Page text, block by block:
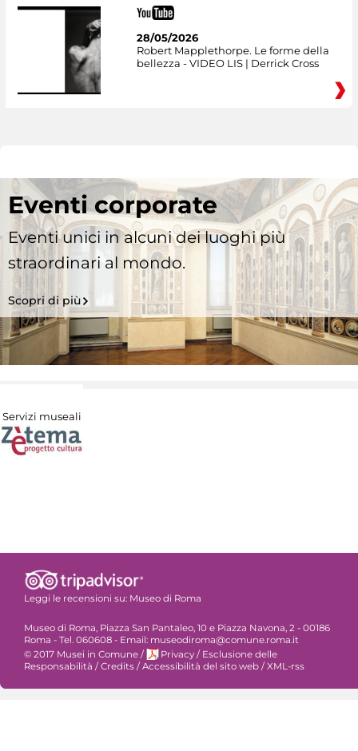
28/05/2026
Robert Mapplethorpe. Le forme della
bellezza - VIDEO LIS | Derrick Cross
Eventi corporate
Eventi unici in alcuni dei luoghi più
straordinari al mondo.
Scopri di più
Servizi museali
Leggi le recensioni su: Museo di Roma
Museo di Roma, Piazza San Pantaleo, 10 e Piazza Navona, 2 - 00186
Roma - Tel. 060608 - Email: museodiroma@comune.roma.it
© 2017 Musei in Comune / Privacy / Esclusione delle
Responsabilità / Credits / Accessibilità del sito web / XML-rss